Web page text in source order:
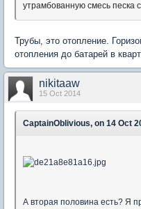
утрамбованную смесь песка
Трубы, это отопление.
отопления до батарей в
nikitaaw
15 Oct 2014
CaptainOblivious, on 14 Oct
А вторая половина есть? Я